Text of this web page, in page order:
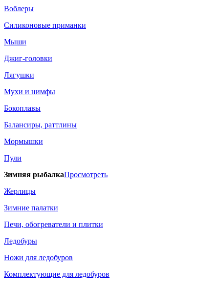
Воблеры
Силиконовые приманки
Мыши
Джиг-головки
Лягушки
Мухи и нимфы
Бокоплавы
Балансиры, раттлины
Мормышки
Пули
Зимняя рыбалкаПросмотреть
Жерлицы
Зимние палатки
Печи, обогреватели и плитки
Ледобуры
Ножи для ледобуров
Комплектующие для ледобуров